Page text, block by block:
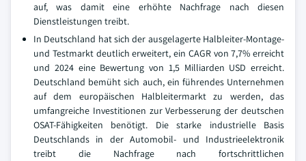
auf, was damit eine erhöhte Nachfrage nach diesen
Dienstleistungen treibt.
In Deutschland hat sich der ausgelagerte Halbleiter-Montage-
und Testmarkt deutlich erweitert, ein CAGR von 7,7% erreicht
und 2024 eine Bewertung von 1,5 Milliarden USD erreicht.
Deutschland bemüht sich auch, ein führendes Unternehmen
auf dem europäischen Halbleitermarkt zu werden, das
umfangreiche Investitionen zur Verbesserung der deutschen
OSAT-Fähigkeiten benötigt. Die starke industrielle Basis
Deutschlands in der Automobil- und Industrieelektronik
treibt die Nachfrage nach fortschrittlichen